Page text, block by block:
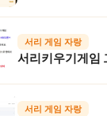
서리 게임 자랑
서리키우기게임
서리 게임 자랑